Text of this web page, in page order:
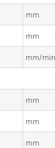
mm
mm
mm/min
mm
mm
mm